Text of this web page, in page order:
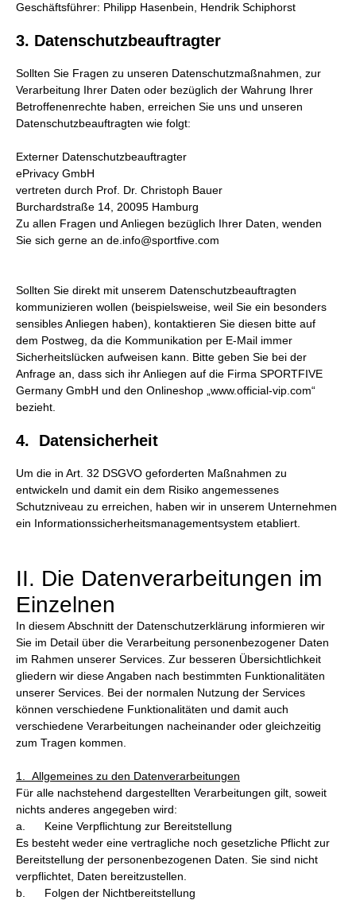
Geschäftsführer: Philipp Hasenbein, Hendrik Schiphorst
3. Datenschutzbeauftragter
Sollten Sie Fragen zu unseren Datenschutzmaßnahmen, zur
Verarbeitung Ihrer Daten oder bezüglich der Wahrung Ihrer
Betroffenenrechte haben, erreichen Sie uns und unseren
Datenschutzbeauftragten wie folgt:
Externer Datenschutzbeauftragter
ePrivacy GmbH
vertreten durch Prof. Dr. Christoph Bauer
Burchardstraße 14, 20095 Hamburg
Zu allen Fragen und Anliegen bezüglich Ihrer Daten, wenden
Sie sich gerne an de.info@sportfive.com
Sollten Sie direkt mit unserem Datenschutzbeauftragten
kommunizieren wollen (beispielsweise, weil Sie ein besonders
sensibles Anliegen haben), kontaktieren Sie diesen bitte auf
dem Postweg, da die Kommunikation per E-Mail immer
Sicherheitslücken aufweisen kann. Bitte geben Sie bei der
Anfrage an, dass sich ihr Anliegen auf die Firma SPORTFIVE
Germany GmbH und den Onlineshop „www.official-vip.com“
bezieht.
4. Datensicherheit
Um die in Art. 32 DSGVO geforderten Maßnahmen zu
entwickeln und damit ein dem Risiko angemessenes
Schutzniveau zu erreichen, haben wir in unserem Unternehmen
ein Informationssicherheitsmanagementsystem etabliert.
II. Die Datenverarbeitungen im
Einzelnen
In diesem Abschnitt der Datenschutzerklärung informieren wir
Sie im Detail über die Verarbeitung personenbezogener Daten
im Rahmen unserer Services. Zur besseren Übersichtlichkeit
gliedern wir diese Angaben nach bestimmten Funktionalitäten
unserer Services. Bei der normalen Nutzung der Services
können verschiedene Funktionalitäten und damit auch
verschiedene Verarbeitungen nacheinander oder gleichzeitig
zum Tragen kommen.
1. Allgemeines zu den Datenverarbeitungen
Für alle nachstehend dargestellten Verarbeitungen gilt, soweit
nichts anderes angegeben wird:
a. Keine Verpflichtung zur Bereitstellung
Es besteht weder eine vertragliche noch gesetzliche Pflicht zur
Bereitstellung der personenbezogenen Daten. Sie sind nicht
verpflichtet, Daten bereitzustellen.
b. Folgen der Nichtbereitstellung